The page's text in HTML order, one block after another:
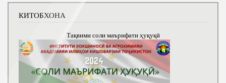
КИТОБХОНА
Тақвими соли маърифати ҳуқуқӣ